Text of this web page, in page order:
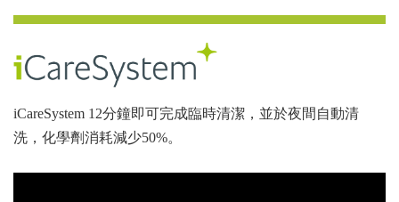
iCareSystem 12分鐘即可完成臨時清潔，並於夜間自動清
洗，化學劑消耗減少50%。